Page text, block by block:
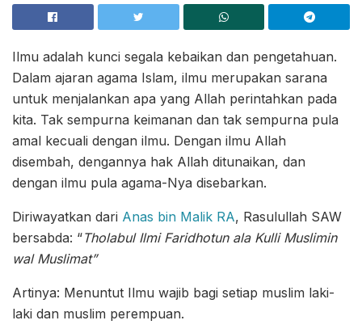
Ilmu adalah kunci segala kebaikan dan pengetahuan.
Dalam ajaran agama Islam, ilmu merupakan sarana
untuk menjalankan apa yang Allah perintahkan pada
kita. Tak sempurna keimanan dan tak sempurna pula
amal kecuali dengan ilmu. Dengan ilmu Allah
disembah, dengannya hak Allah ditunaikan, dan
dengan ilmu pula agama-Nya disebarkan.
Diriwayatkan dari Anas bin Malik RA, Rasulullah SAW
bersabda: “Tholabul Ilmi Faridhotun ala Kulli Muslimin
wal Muslimat”
Artinya: Menuntut Ilmu wajib bagi setiap muslim laki-
laki dan muslim perempuan.